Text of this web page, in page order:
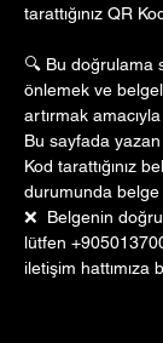
tarattığınız QR
🔍 Bu doğrulama
önlemek ve
artırmak amacıyla
Bu sayfada
Kod tarattığınız
durumunda belge
❌  Belgenin
lütfen
iletişim hattımıza